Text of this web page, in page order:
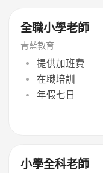
全職小學老師
青藍教育
提供加班費
在職培訓
年假七日
小學全科老師